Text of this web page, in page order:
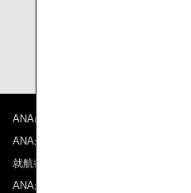
ANAについて
ANAからのお知らせ
就航都市
ANAがお約束する体験